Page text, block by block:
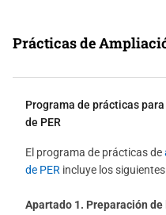
Prácticas de
Programa de prácticas
de PER
El programa de prácticas de
de PER incluye los
Apartado 1. Preparación